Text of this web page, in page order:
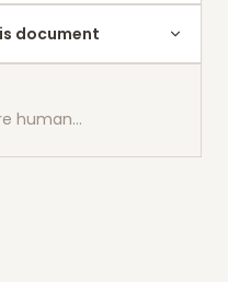
document
human…